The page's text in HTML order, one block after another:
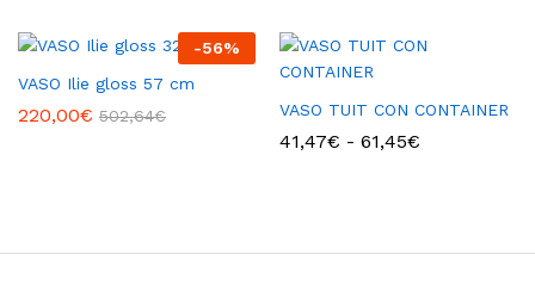
da
14,64€
a
65,15€
-56%
VASO Ilie gloss 57 cm
220,00€ 502,64€ VASO TUIT CON CONTAINER
41,47€ - 61,45€
61,45€